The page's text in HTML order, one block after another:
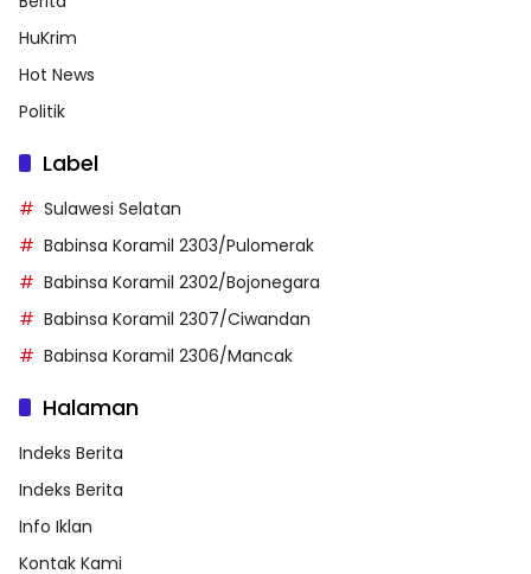
HuKrim
Hot News
Politik
Label
Sulawesi Selatan
Babinsa Koramil 2303/Pulomerak
Babinsa Koramil 2302/Bojonegara
Babinsa Koramil 2307/Ciwandan
Babinsa Koramil 2306/Mancak
Halaman
Indeks Berita
Indeks Berita
Info Iklan
Kontak Kami